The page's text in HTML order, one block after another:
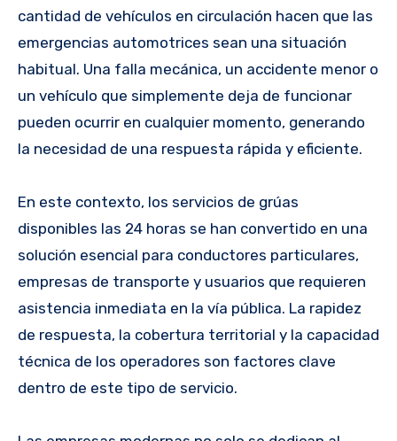
cantidad de vehículos en circulación hacen que las
emergencias automotrices sean una situación
habitual. Una falla mecánica, un accidente menor o
un vehículo que simplemente deja de funcionar
pueden ocurrir en cualquier momento, generando
la necesidad de una respuesta rápida y eficiente.
En este contexto, los servicios de grúas
disponibles las 24 horas se han convertido en una
solución esencial para conductores particulares,
empresas de transporte y usuarios que requieren
asistencia inmediata en la vía pública. La rapidez
de respuesta, la cobertura territorial y la capacidad
técnica de los operadores son factores clave
dentro de este tipo de servicio.